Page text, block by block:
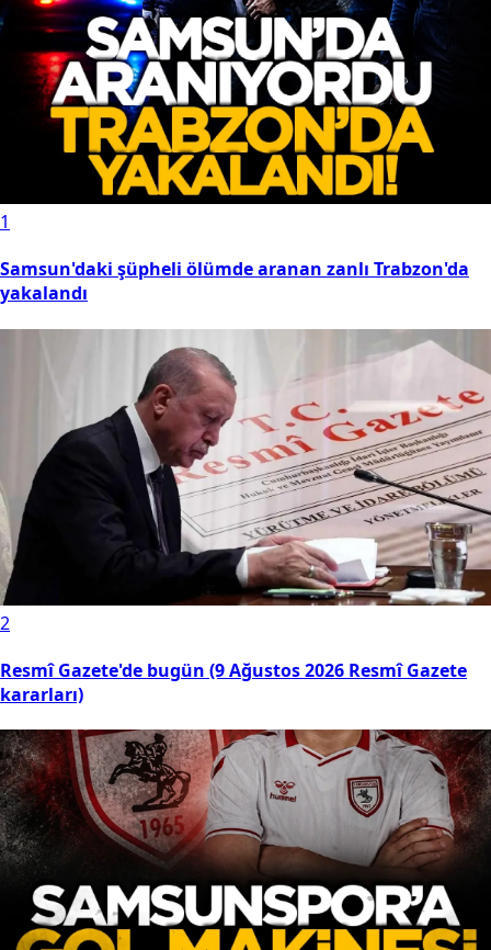
1
Samsun'daki şüpheli ölümde aranan zanlı Trabzon'da
yakalandı
2
Resmî Gazete'de bugün (9 Ağustos 2026 Resmî Gazete
kararları)